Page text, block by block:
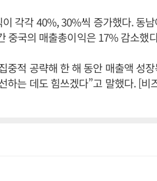
각각 40%, 30%씩 증가했다. 동
중국의 매출총이익은 17% 감소했
중적 공략해 한 해 동안 매출액 성
하는 데도 힘쓰겠다”고 말했다. [비